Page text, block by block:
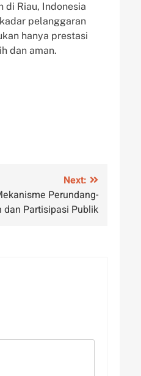
di Riau, Indonesia
pelanggaran
hanya prestasi
dan aman.
Next:
Perundang-
dan Partisipasi Publik